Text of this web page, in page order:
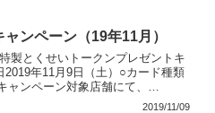
ンペーン（19年11月）
製とくせいトークンプレゼントキ
年11月9日（土）○カード種類
ンペーン対象店舗にて、
2019/11/09